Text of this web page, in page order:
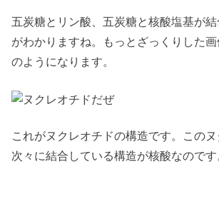
五炭糖とリン酸、五炭糖と核酸塩基が
がわかりますね。もっとざっくりした
のようになります。
これがヌクレオチドの構造です。この
次々に結合している構造が核酸なのです